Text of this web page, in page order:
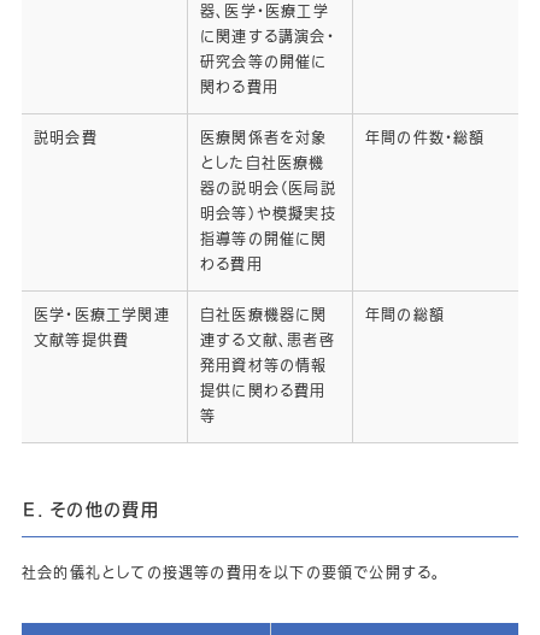
器、医学・医療工学
に関連する講演会・
研究会等の開催に
関わる費用
説明会費
医療関係者を対象
とした自社医療機
器の説明会（医局説
明会等）や模擬実技
指導等の開催に関
わる費用
年間の件数・総額
医学・医療工学関連
文献等提供費
自社医療機器に関
連する文献、患者啓
発用資材等の情報
提供に関わる費用
等
年間の総額
Ｅ．その他の費用
社会的儀礼としての接遇等の費用を以下の要領で公開する。